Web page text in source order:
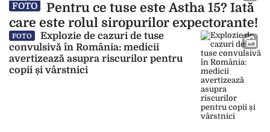
FOTO
Pentru ce tuse este Astha 15? Iată
care este rolul siropurilor expectorante!
FOTO
Explozie de cazuri de tuse
convulsivă în România: medicii
avertizează asupra riscurilor pentru
copii și vârstnici